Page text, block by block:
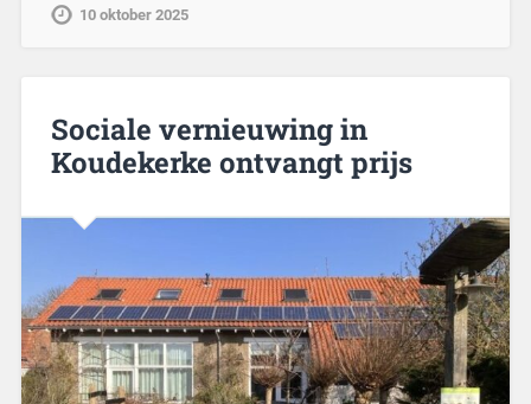
10 oktober 2025
Sociale vernieuwing in
Koudekerke ontvangt prijs